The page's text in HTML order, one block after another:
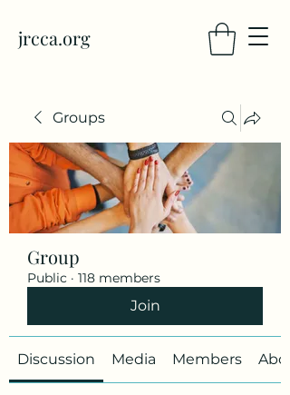
jrcca.org
Groups
Group
Public · 118 members
Join
Discussion Media Members